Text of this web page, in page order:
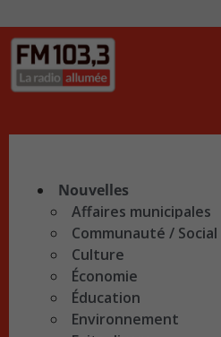
Nouvelles
Affaires municipales
Communauté / Social
Culture
Économie
Éducation
Environnement